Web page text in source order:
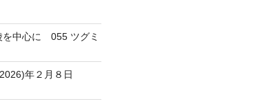
中心に 055 ツグミ
年２月８日